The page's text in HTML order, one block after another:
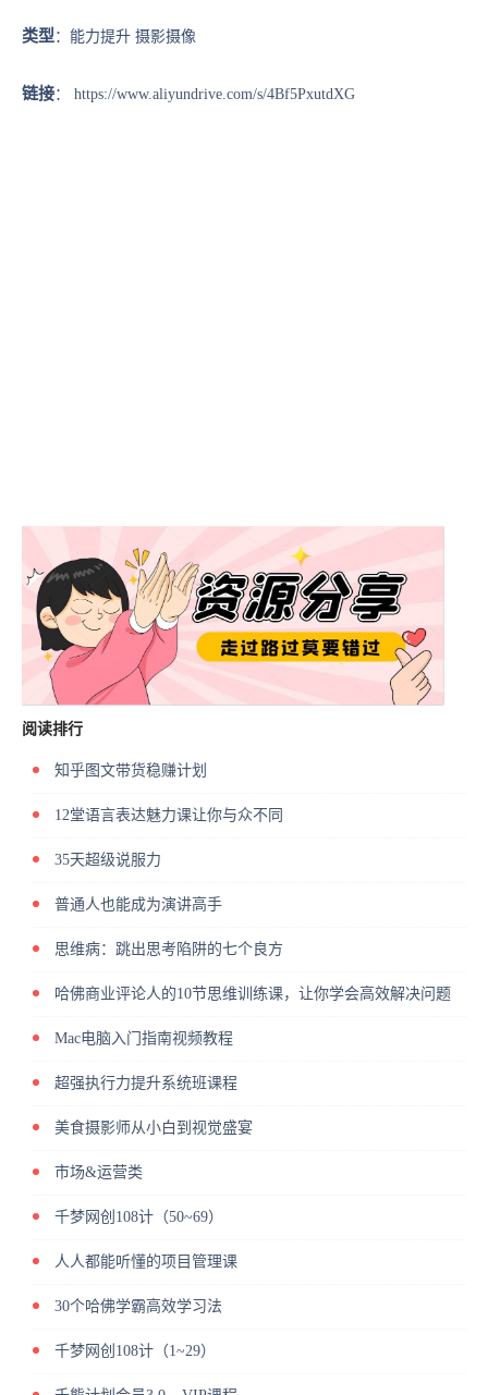
类型 ：能力提升 摄影摄像
链接： https://www.aliyundrive.com/s/4Bf5PxutdXG
阅读排行
知乎图文带货稳赚计划
12堂语言表达魅力课让你与众不同
35天超级说服力
普通人也能成为演讲高手
思维病：跳出思考陷阱的七个良方
哈佛商业评论人的10节思维训练课，让你学会高效解决问题
Mac电脑入门指南视频教程
超强执行力提升系统班课程
美食摄影师从小白到视觉盛宴
市场&运营类
千梦网创108计（50~69）
人人都能听懂的项目管理课
30个哈佛学霸高效学习法
千梦网创108计（1~29）